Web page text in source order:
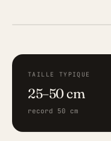
TAILLE TYPIQUE
25–50 cm
record 50 cm